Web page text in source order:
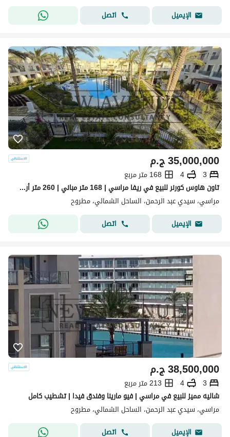
الإيميل
اتصل
ج.م35,000,000
3
4
168 متر مربع
تاون هاوس كورنر للبيع في ريفا مراسي | 168 متر مباني | 260 متر أرض | إطلالة على حمامات السباحة | 3 غرف نوم
مراسي، سيدي عبد الرحمن، الساحل الشمالي، مطروح
الإيميل
اتصل
ج.م38,500,000
3
4
213 متر مربع
شاليه مميز للبيع في مراسي | فيو مارينا وفندق فيدا | تشطيب كامل
مراسي، سيدي عبد الرحمن، الساحل الشمالي، مطروح
الإيميل
اتصل